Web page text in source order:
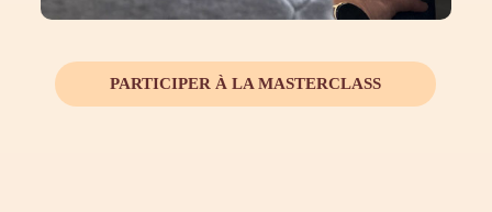
PARTICIPER À LA MASTERCLASS